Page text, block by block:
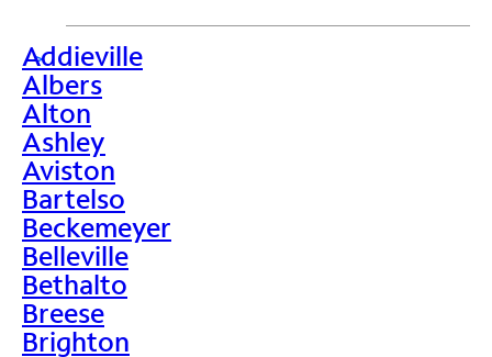
>
Addieville
Albers
Alton
Ashley
Aviston
Bartelso
Beckemeyer
Belleville
Bethalto
Breese
Brighton